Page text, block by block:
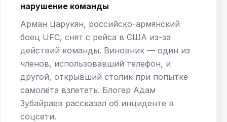
нарушение команды
Арман Царукян, российско-армянский
боец UFC, снят с рейса в США из-за
действий команды. Виновник — один из
членов, использовавший телефон, и
другой, открывший столик при попытке
самолёта взлететь. Блогер Адам
Зубайраев рассказал об инциденте в
соцсети.